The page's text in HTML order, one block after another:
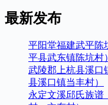
最新发布
平阳堂福建武平陈
平县武东镇陈坑村）
武陵郡上杭县溪口
县溪口镇当丰村）
永定文溪邱氏族谱